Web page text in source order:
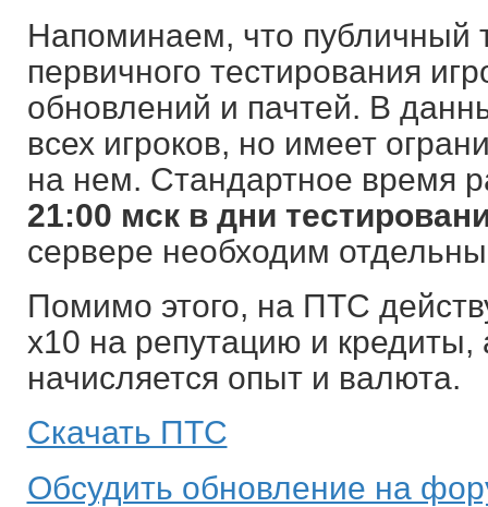
Напоминаем, что публичный
первичного тестирования
обновлений и пачтей. В
всех игроков, но имеет
на нем. Стандартное время
21:00 мск в дни
сервере необходим
Помимо этого, на ПТС
х10 на репутацию и кредиты,
начисляется опыт и валюта.
Скачать ПТС
Обсудить обновление на